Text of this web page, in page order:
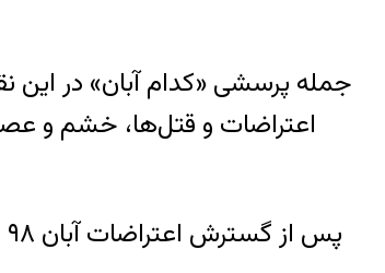
جمله‌ پرسشی «کدام آبان» در
اعتراضات و قتل‌ها، خشم و